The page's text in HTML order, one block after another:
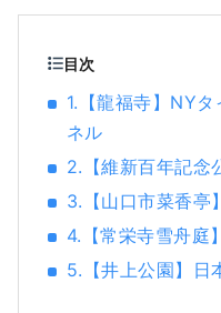
目次
1.【龍福寺】NY
ネル
2.【維新百年記念
3.【山口市菜香亭
4.【常栄寺雪舟庭
5.【井上公園】日